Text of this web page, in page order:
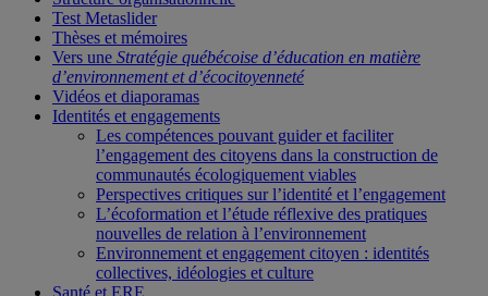
Test Metaslider
Thèses et mémoires
Vers une Stratégie québécoise d’éducation en matière
d’environnement et d’écocitoyenneté
Vidéos et diaporamas
Identités et engagements
Les compétences pouvant guider et faciliter
l’engagement des citoyens dans la construction de
communautés écologiquement viables
Perspectives critiques sur l’identité et l’engagement
L’écoformation et l’étude réflexive des pratiques
nouvelles de relation à l’environnement
Environnement et engagement citoyen : identités
collectives, idéologies et culture